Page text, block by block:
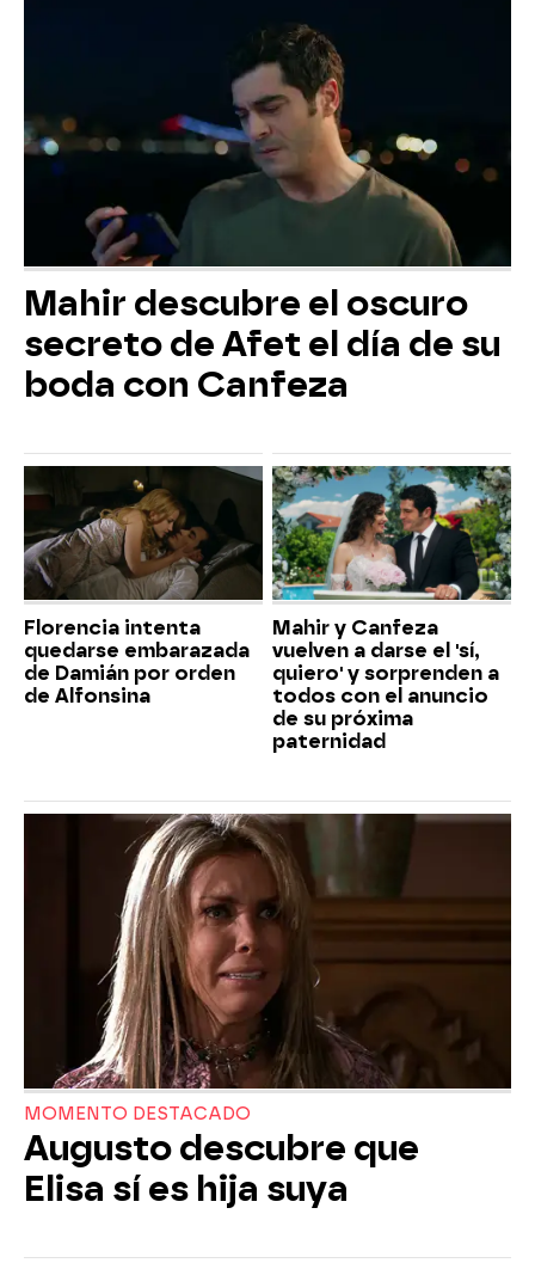
Mahir descubre el oscuro
secreto de Afet el día de su
boda con Canfeza
Florencia intenta
quedarse embarazada
de Damián por orden
de Alfonsina
Mahir y Canfeza
vuelven a darse el 'sí,
quiero' y sorprenden a
todos con el anuncio
de su próxima
paternidad
MOMENTO DESTACADO
Augusto descubre que
Elisa sí es hija suya